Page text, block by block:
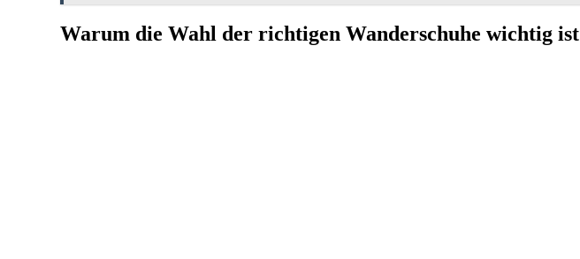
Warum die Wahl der richtigen Wanderschuhe wichtig ist